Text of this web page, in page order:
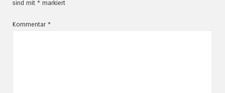
sind mit * markiert
Kommentar *